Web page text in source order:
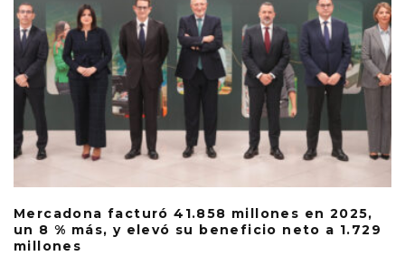
Mercadona facturó 41.858 millones en 2025,
un 8 % más, y elevó su beneficio neto a 1.729
millones